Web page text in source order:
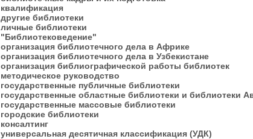
квалификация
другие библиотеки
личные библиотеки
"Библиотековедение"
организация библиотечного дела в Африке
организация библиотечного дела в Узбекистане
организация библиографической работы библиотек
методическое руководство
государственные публичные библиотеки
государственные областные библиотеки и библиотеки
государственные массовые библиотеки
городские библиотеки
консалтинг
универсальная десятичная классификация (УДК)